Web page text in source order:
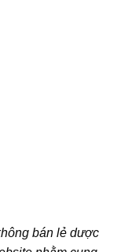
bán lẻ dược